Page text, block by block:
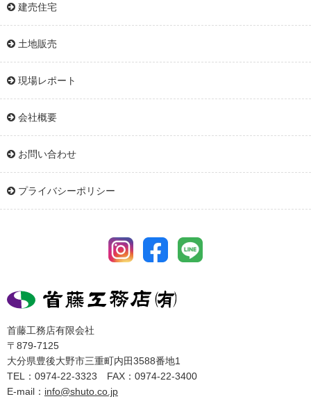
建売住宅
土地販売
現場レポート
会社概要
お問い合わせ
プライバシーポリシー
首藤工務店有限会社
〒879-7125
大分県豊後大野市三重町内田3588番地1
TEL：0974-22-3323 FAX：0974-22-3400
E-mail： info@shuto.co.jp